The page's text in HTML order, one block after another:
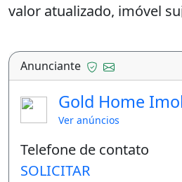
valor atualizado, imóvel
HOME IMOBILIÁRIA
Características do
Academia
Piscina
Quadra Poliesportiva
Recepção
Anunciante
Gold Home
Ver anúncios
Telefone de contato
SOLICITAR